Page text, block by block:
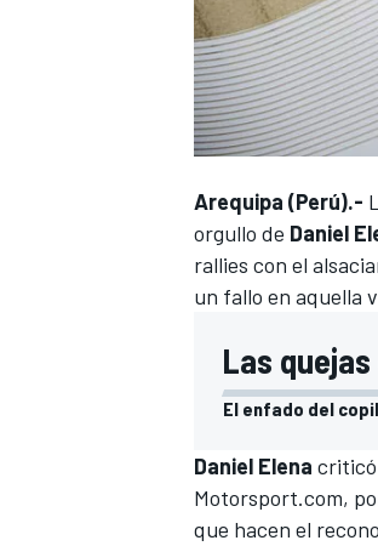
Arequipa (Perú).-
orgullo de Daniel
rallies con el
un fallo en aquella
Las quejas
El enfado del
Daniel Elena criticó
Motorsport.com,
que hacen el